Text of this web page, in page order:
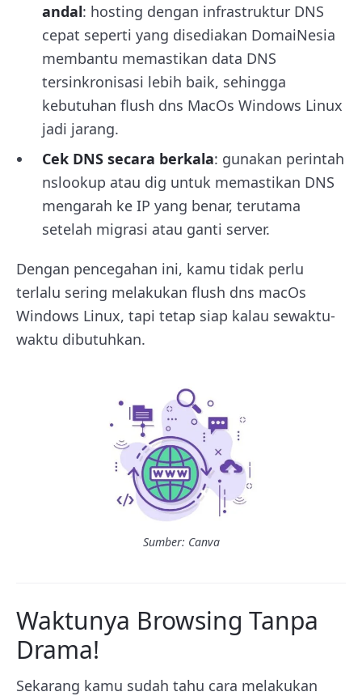
andal: hosting dengan infrastruktur DNS
cepat seperti yang disediakan DomaiNesia
membantu memastikan data DNS
tersinkronisasi lebih baik, sehingga
kebutuhan flush dns MacOs Windows Linux
jadi jarang.
Cek DNS secara berkala: gunakan perintah
nslookup atau dig untuk memastikan DNS
mengarah ke IP yang benar, terutama
setelah migrasi atau ganti server.
Dengan pencegahan ini, kamu tidak perlu
terlalu sering melakukan flush dns macOs
Windows Linux, tapi tetap siap kalau sewaktu-
waktu dibutuhkan.
Sumber: Canva
Waktunya Browsing Tanpa
Drama!
Sekarang kamu sudah tahu cara melakukan